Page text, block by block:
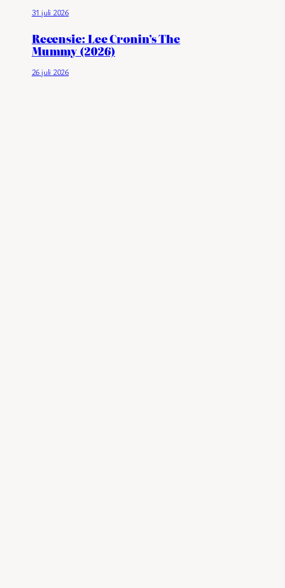
31 juli 2026
Recensie: Lee Cronin’s The
Mummy (2026)
26 juli 2026